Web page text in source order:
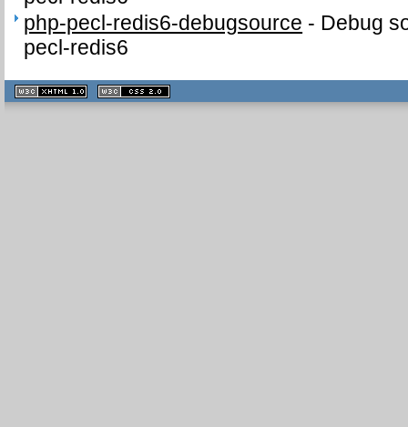
php-pecl-redis6-debugsource - Debug
pecl-redis6
XHTML
1.1 valide
2.0 valide